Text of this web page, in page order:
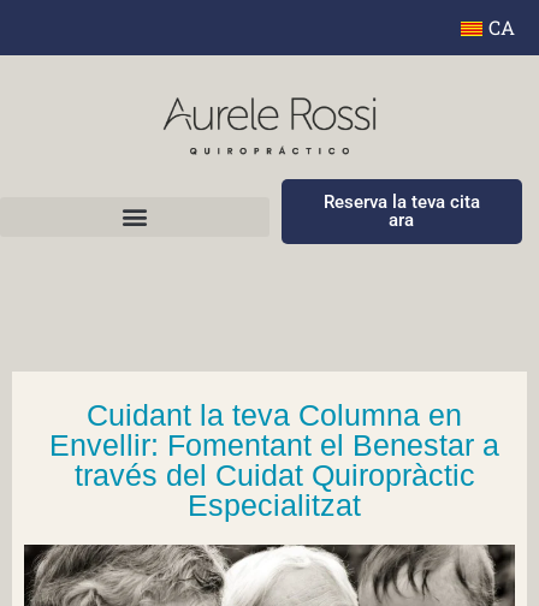
CA
Reserva la teva cita
ara
Cuidant la teva Columna en
Envellir: Fomentant el Benestar a
través del Cuidat Quiropràctic
Especialitzat